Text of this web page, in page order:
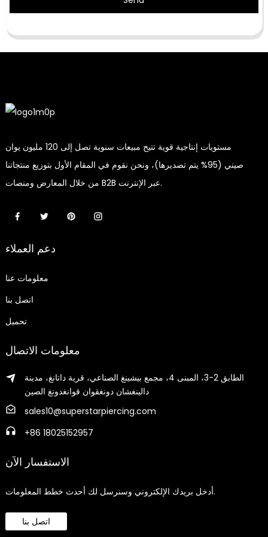
مستويات إنتاجية قوية تتيح مبيعات سنوية تصل إلى 120 مليون يوان
صيني (95% يتم تصديرها)، ونحن نقوم في المقام الأول بتوزيع منتجاتنا
من خلال المعارض ومنصات B2B عبر الإنترنت.
دعم العملاء
معلومات عنا
اتصل بنا
تحميل
معلومات الاتصال
الطابق 2-3، المبنى 4، مجمع بيشينغ الصناعي، قرية داتانغ، مدينة
دالينغشان دونغقوان قوانغدونغ الصين
sales10@superstarpiercing.com
+86 18025152957
الاستفسار الآن
أدخل بريدك الإلكتروني وسنرسل لك أحدث خطط المعلومات.
اتصل بنا